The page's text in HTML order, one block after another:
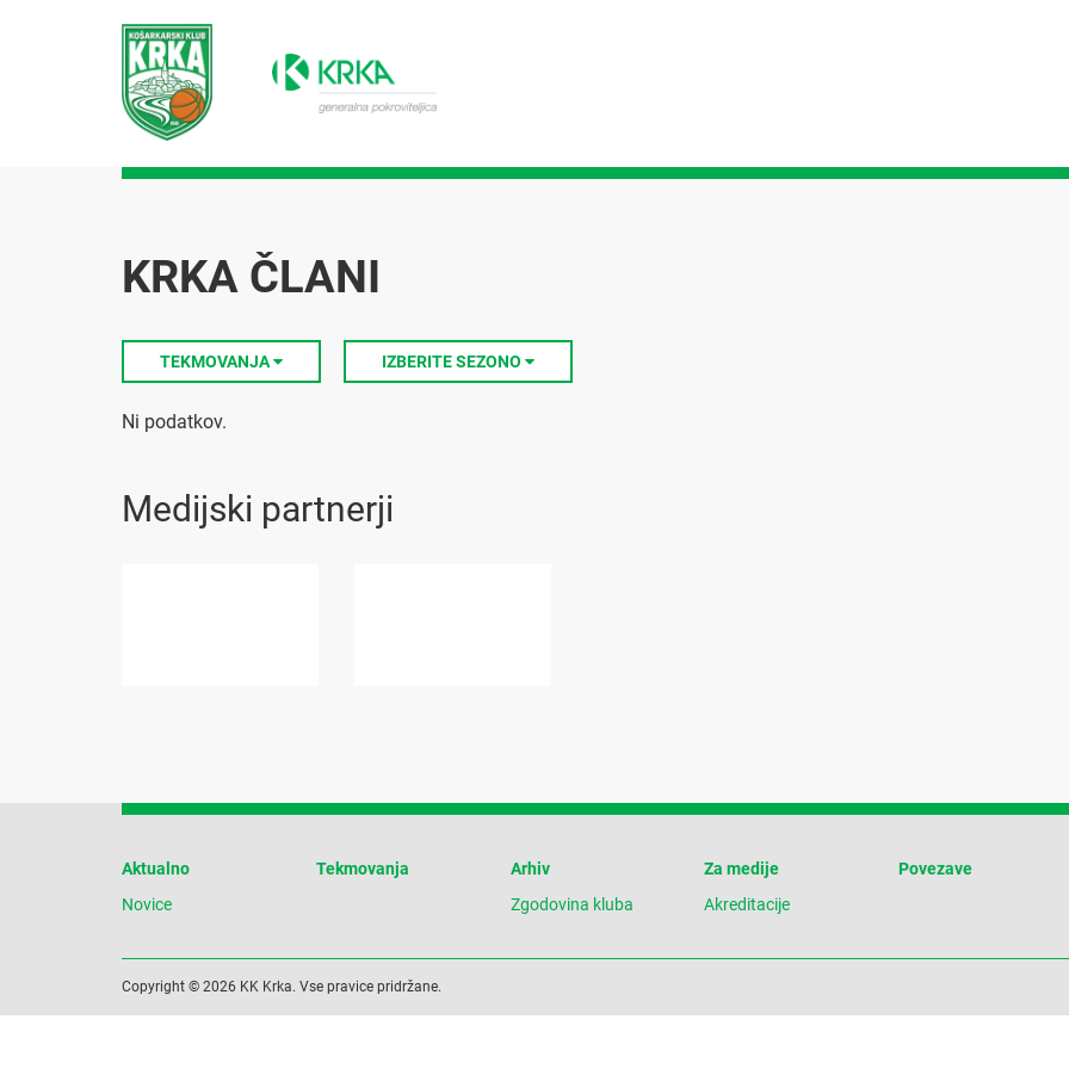
KRKA ČLANI
TEKMOVANJA IZBERITE SEZONO
Ni podatkov.
Medijski partnerji
Aktualno
Novice
Tekmovanja
Arhiv
Zgodovina kluba
Za medije
Akreditacije
Povezave
Copyright © 2026 KK Krka. Vse pravice pridržane.